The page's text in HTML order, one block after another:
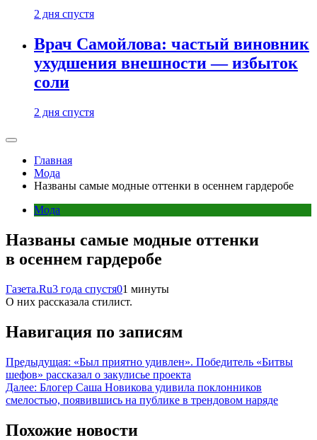
2 дня спустя
Врач Самойлова: частый виновник
ухудшения внешности — избыток
соли
2 дня спустя
Главная
Мода
Названы самые модные оттенки в осеннем гардеробе
Мода
Названы самые модные оттенки
в осеннем гардеробе
Газета.Ru3 года спустя01 минуты
О них рассказала стилист.
Навигация по записям
Предыдущая: «Был приятно удивлен». Победитель «Битвы
шефов» рассказал о закулисье проекта
Далее: Блогер Саша Новикова удивила поклонников
смелостью, появившись на публике в трендовом наряде
Похожие новости